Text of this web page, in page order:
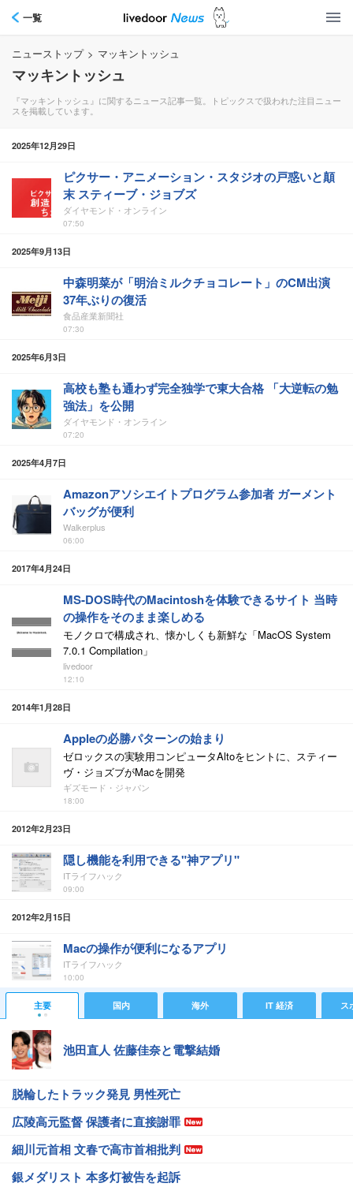
一覧
ニューストップ > マッキントッシュ
マッキントッシュ
『マッキントッシュ』に関するニュース記事一覧。トピックスで扱われた注目ニュー
スを掲載しています。
2025年12月29日
ピクサー・アニメーション・スタジオの戸惑いと顛
末 スティーブ・ジョブズ
ダイヤモンド・オンライン
07:50
2025年9月13日
中森明菜が「明治ミルクチョコレート」のCM出演
37年ぶりの復活
食品産業新聞社
07:30
2025年6月3日
高校も塾も通わず完全独学で東大合格 「大逆転の勉
強法」を公開
ダイヤモンド・オンライン
07:20
2025年4月7日
Amazonアソシエイトプログラム参加者 ガーメント
バッグが便利
Walkerplus
06:00
2017年4月24日
MS‐DOS時代のMacintoshを体験できるサイト 当時
の操作をそのまま楽しめる
モノクロで構成され、懐かしくも新鮮な「MacOS System
7.0.1 Compilation」
livedoor
12:10
2014年1月28日
Appleの必勝パターンの始まり
ゼロックスの実験用コンピュータAltoをヒントに、スティー
ヴ・ジョズブがMacを開発
ギズモード・ジャパン
18:00
2012年2月23日
隠し機能を利用できる"神アプリ"
ITライフハック
09:00
2012年2月15日
Macの操作が便利になるアプリ
ITライフハック
10:00
主要 国内 海外 IT 経済 ス
池田直人 佐藤佳奈と電撃結婚
脱輪したトラック発見 男性死亡
広陵高元監督 保護者に直接謝罪
細川元首相 文春で高市首相批判
銀メダリスト 本多灯被告を起訴